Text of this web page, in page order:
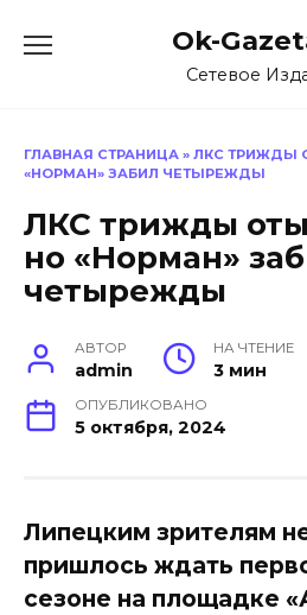
Ok-
Сетевое
ГЛАВНАЯ СТРАНИЦА » ЛКС ТРИЖДЫ
«НОРМАН» ЗАБИЛ ЧЕТЫРЕЖДЫ
ЛКС трижды
но «Норман»
четырежды
АВТОР
admin
НА ЧТЕНИЕ
3 мин
ОПУБЛИКОВАНО
5 октября, 2024
Липецким зрителям
пришлось ждать
сезоне на площадке